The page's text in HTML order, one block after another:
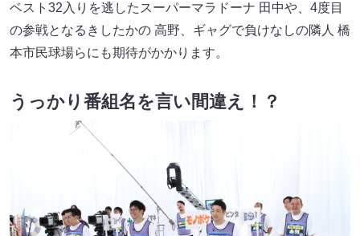
ベスト32入りを逃したスーパーマラドーナ 田中や、4度目
の参戦となるきしたかの 高野、ギャグで負けなしの隣人 橋
本市民球場らにも期待がかかります。
うっかり番組名を言い間違え！？